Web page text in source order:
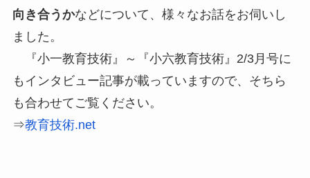
向き合うかなどについて、様々なお話をお伺いし
ました。
『小一教育技術』～『小六教育技術』2/3月号に
もインタビュー記事が載っていますので、そちら
も合わせてご覧ください。
⇒教育技術.net